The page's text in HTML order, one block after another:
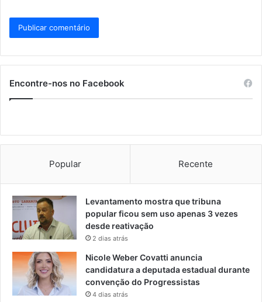
Encontre-nos no Facebook
Popular Recente
Levantamento mostra que tribuna
popular ficou sem uso apenas 3 vezes
desde reativação
2 dias atrás
Nicole Weber Covatti anuncia
candidatura a deputada estadual durante
convenção do Progressistas
4 dias atrás